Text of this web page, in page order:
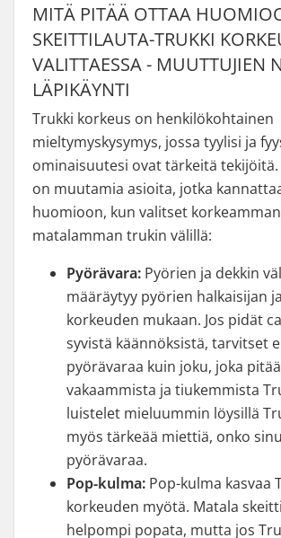
MITÄ PITÄÄ OTTAA
SKEITTILAUTA-TRUKKI
VALITTAESSA - MUUTTUJIEN
LÄPIKÄYNTI
Trukki korkeus on henkilökohtainen
mieltymyskysymys, jossa tyylisi ja
ominaisuutesi ovat tärkeitä tekijöitä.
on muutamia asioita, jotka
huomioon, kun valitset
matalamman trukin välillä:
Pyörävara: Pyörien ja dekkin
määräytyy pyörien halkaisijan
korkeuden mukaan. Jos pidät
syvistä käännöksistä, tarvitset
pyörävaraa kuin joku, joka pitää
vakaammista ja tiukemmista
luistelet mieluummin löysillä
myös tärkeää miettiä, onko
pyörävaraa.
Pop-kulma: Pop-kulma kasvaa
korkeuden myötä. Matala
helpompi popata, mutta jos